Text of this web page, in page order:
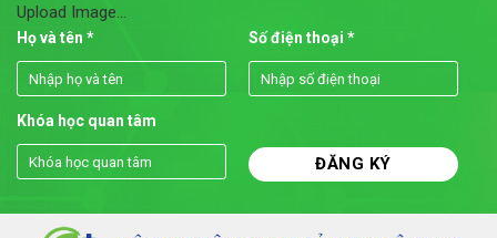
Upload Image...
Họ và tên * Số điện thoại *
Khóa học quan tâm